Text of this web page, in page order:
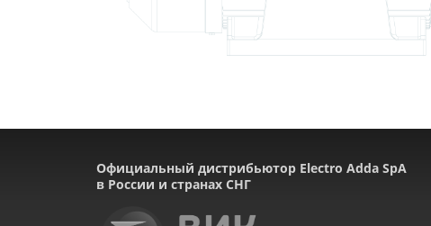
Официальный дистрибьютор Electro Adda SpA
в России и странах СНГ